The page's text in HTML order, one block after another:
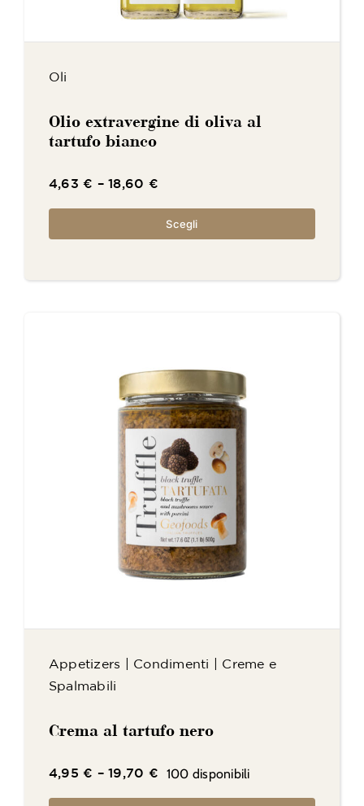
Oli
Olio extravergine di oliva al
tartufo bianco
4,63€ –18,60 €
Scegli
Appetizers Condimenti
Creme e
Spalmabili
Crema al tartufo nero
4,95€ –19,70 € 100 disponibili